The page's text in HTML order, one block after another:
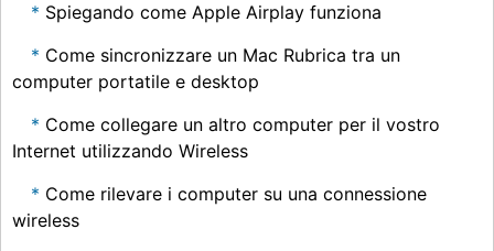
Spiegando come Apple Airplay funziona
Come sincronizzare un Mac Rubrica tra un
computer portatile e desktop
Come collegare un altro computer per il vostro
Internet utilizzando Wireless
Come rilevare i computer su una connessione
wireless